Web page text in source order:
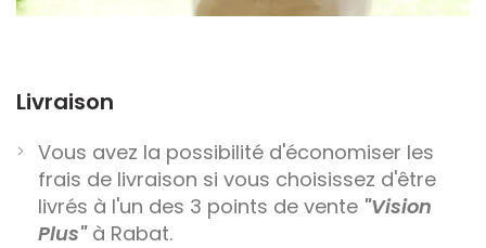
Livraison
Vous avez la possibilité d'économiser les
frais de livraison si vous choisissez d'être
livrés à l'un des 3 points de vente "Vision
Plus"à Rabat.